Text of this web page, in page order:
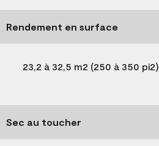
Rendement en surface
23,2 à 32,5 m2 (250 à 350 pi2)
Sec au toucher